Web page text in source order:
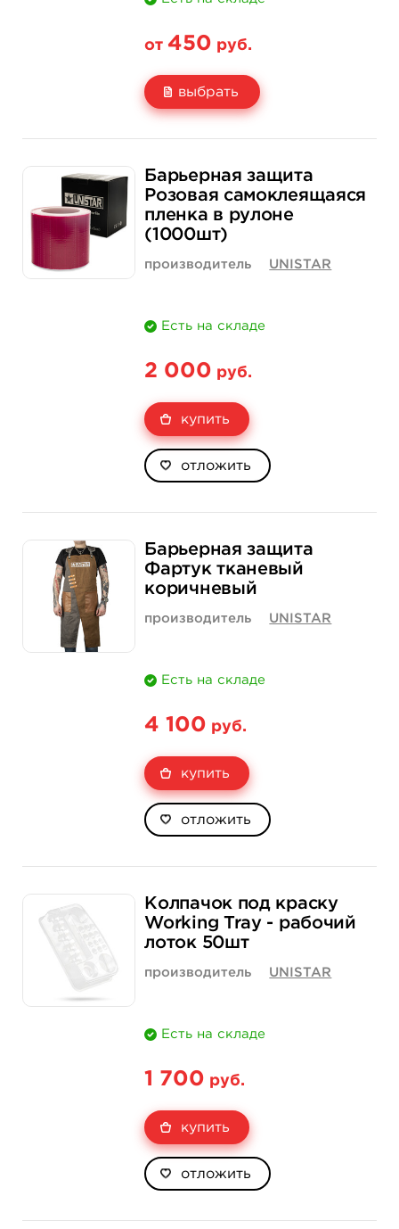
от 450 руб.
выбрать
Количество
450 руб.
купить нет на складе
Барьерная защита
Розовая самоклеящаяся
пленка в рулоне
(1000шт)
производитель UNISTAR
Есть на складе
2 000 руб.
купить
отложить
Барьерная защита
Фартук тканевый
коричневый
производитель UNISTAR
Есть на складе
4 100 руб.
купить
отложить
Колпачок под краску
Working Tray - рабочий
лоток 50шт
производитель UNISTAR
Есть на складе
1 700 руб.
купить
отложить